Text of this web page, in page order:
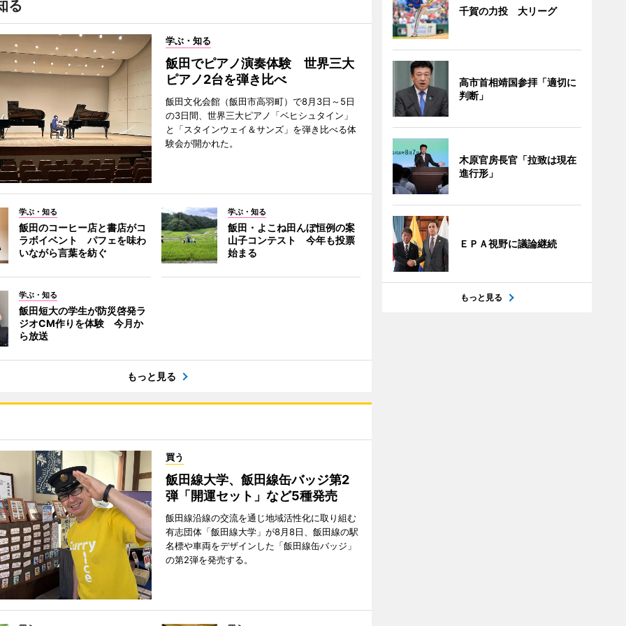
る
学ぶ・知る
飯田でピアノ演奏体験 世界三大
ピアノ2台を弾き比べ
飯田文化会館（飯田市高羽町）で8月3日～5日
の3日間、世界三大ピアノ「ベヒシュタイン」
と「スタインウェイ＆サンズ」を弾き比べる体
験会が開かれた。
学ぶ・知る
飯田のコーヒー店と書店がコ
ラボイベント パフェを味わ
いながら言葉を紡ぐ
学ぶ・知る
飯田・よこね田んぼ恒例の案
山子コンテスト 今年も投票
始まる
学ぶ・知る
飯田短大の学生が防災啓発ラ
ジオCM作りを体験 今月か
ら放送
もっと見る
買う
飯田線大学、飯田線缶バッジ第2
弾「開運セット」など5種発売
飯田線沿線の交流を通じ地域活性化に取り組む
有志団体「飯田線大学」が8月8日、飯田線の駅
名標や車両をデザインした「飯田線缶バッジ」
の第2弾を発売する。
千賀の力投 大リーグ
高市首相靖国参拝「適切に
判断」
木原官房長官「拉致は現在
進行形」
ＥＰＡ視野に議論継続
もっと見る